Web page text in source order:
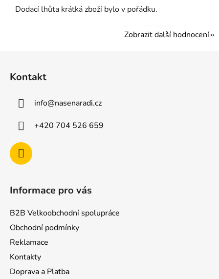
Dodací lhůta krátká zboží bylo v pořádku.
Zobrazit další hodnocení
Kontakt
info@nasenaradi.cz
+420 704 526 659
Informace pro vás
B2B Velkoobchodní spolupráce
Obchodní podmínky
Reklamace
Kontakty
Doprava a Platba